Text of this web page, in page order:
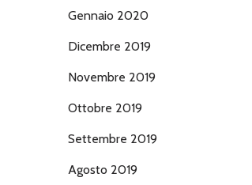
Gennaio 2020
Dicembre 2019
Novembre 2019
Ottobre 2019
Settembre 2019
Agosto 2019